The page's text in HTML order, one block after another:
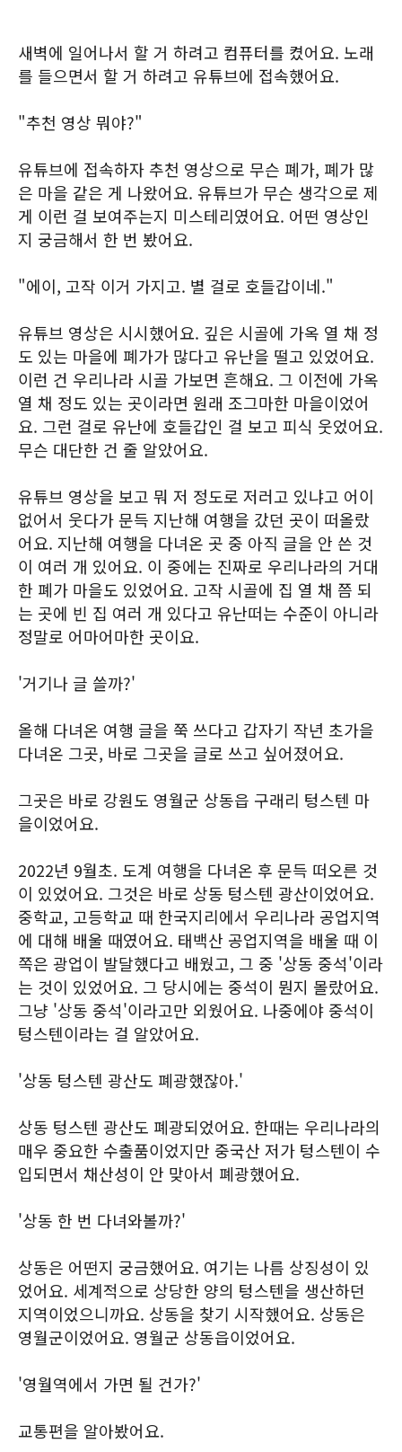
새벽에 일어나서 할 거 하려고 컴퓨터를 켰어요. 노래
를 들으면서 할 거 하려고 유튜브에 접속했어요.
"추천 영상 뭐야?"
유튜브에 접속하자 추천 영상으로 무슨 폐가, 폐가 많
은 마을 같은 게 나왔어요. 유튜브가 무슨 생각으로 제
게 이런 걸 보여주는지 미스테리였어요. 어떤 영상인
지 궁금해서 한 번 봤어요.
"에이, 고작 이거 가지고. 별 걸로 호들갑이네."
유튜브 영상은 시시했어요. 깊은 시골에 가옥 열 채 정
도 있는 마을에 폐가가 많다고 유난을 떨고 있었어요.
이런 건 우리나라 시골 가보면 흔해요. 그 이전에 가옥
열 채 정도 있는 곳이라면 원래 조그마한 마을이었어
요. 그런 걸로 유난에 호들갑인 걸 보고 피식 웃었어요.
무슨 대단한 건 줄 알았어요.
유튜브 영상을 보고 뭐 저 정도로 저러고 있냐고 어이
없어서 웃다가 문득 지난해 여행을 갔던 곳이 떠올랐
어요. 지난해 여행을 다녀온 곳 중 아직 글을 안 쓴 것
이 여러 개 있어요. 이 중에는 진짜로 우리나라의 거대
한 폐가 마을도 있었어요. 고작 시골에 집 열 채 쯤 되
는 곳에 빈 집 여러 개 있다고 유난떠는 수준이 아니라
정말로 어마어마한 곳이요.
'거기나 글 쓸까?'
올해 다녀온 여행 글을 쭉 쓰다고 갑자기 작년 초가을
다녀온 그곳, 바로 그곳을 글로 쓰고 싶어졌어요.
그곳은 바로 강원도 영월군 상동읍 구래리 텅스텐 마
을이었어요.
2022년 9월초. 도계 여행을 다녀온 후 문득 떠오른 것
이 있었어요. 그것은 바로 상동 텅스텐 광산이었어요.
중학교, 고등학교 때 한국지리에서 우리나라 공업지역
에 대해 배울 때였어요. 태백산 공업지역을 배울 때 이
쪽은 광업이 발달했다고 배웠고, 그 중 '상동 중석'이라
는 것이 있었어요. 그 당시에는 중석이 뭔지 몰랐어요.
그냥 '상동 중석'이라고만 외웠어요. 나중에야 중석이
텅스텐이라는 걸 알았어요.
'상동 텅스텐 광산도 폐광했잖아.'
상동 텅스텐 광산도 폐광되었어요. 한때는 우리나라의
매우 중요한 수출품이었지만 중국산 저가 텅스텐이 수
입되면서 채산성이 안 맞아서 폐광했어요.
'상동 한 번 다녀와볼까?'
상동은 어떤지 궁금했어요. 여기는 나름 상징성이 있
었어요. 세계적으로 상당한 양의 텅스텐을 생산하던
지역이었으니까요. 상동을 찾기 시작했어요. 상동은
영월군이었어요. 영월군 상동읍이었어요.
'영월역에서 가면 될 건가?'
교통편을 알아봤어요.